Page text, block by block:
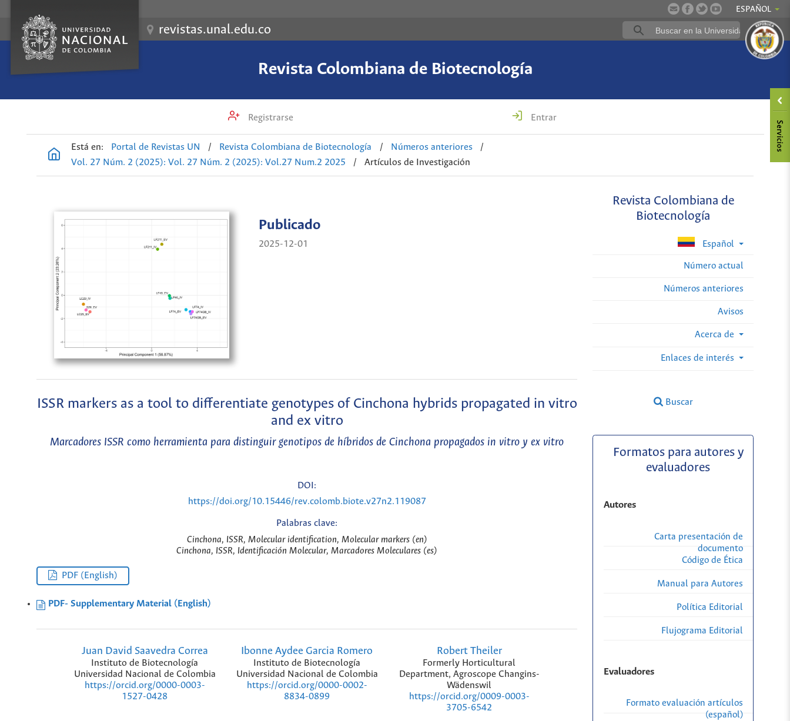
ESPAÑOL
revistas.unal.edu.co
Revista Colombiana de Biotecnología
Registrarse Entrar
Está en: Portal de Revistas UN / Revista Colombiana de Biotecnología / Números anteriores
/
Vol. 27 Núm. 2 (2025): Vol. 27 Núm. 2 (2025): Vol.27 Num.2 2025
/ Artículos de Investigación
Revista Colombiana de
Biotecnología
Español
Número actual
Números anteriores
Avisos
Acerca de
Enlaces de interés
Buscar
Publicado
2025-12-01
ISSR markers as a tool to differentiate genotypes of Cinchona hybrids propagated in vitro
and ex vitro
Marcadores ISSR como herramienta para distinguir genotipos de híbridos de Cinchona propagados in vitro y ex vitro
DOI:
https://doi.org/10.15446/rev.colomb.biote.v27n2.119087
Palabras clave:
Cinchona, ISSR, Molecular identification, Molecular markers (en)
Cinchona, ISSR, Identificación Molecular, Marcadores Moleculares (es)
PDF (English)
PDF- Supplementary Material (English)
Juan David Saavedra Correa
Instituto de Biotecnología
Universidad Nacional de Colombia
https://orcid.org/0000-0003-
1527-0428
Ibonne Aydee Garcia Romero
Instituto de Biotecnología
Universidad Nacional de Colombia
https://orcid.org/0000-0002-
8834-0899
Robert Theiler
Formerly Horticultural
Department, Agroscope Changins-
Wädenswil
https://orcid.org/0009-0003-
3705-6542
Formatos para autores y
evaluadores
Autores
Carta presentación de
documento
Código de Ética
Manual para Autores
Política Editorial
Flujograma Editorial
Evaluadores
Formato evaluación artículos
(español)